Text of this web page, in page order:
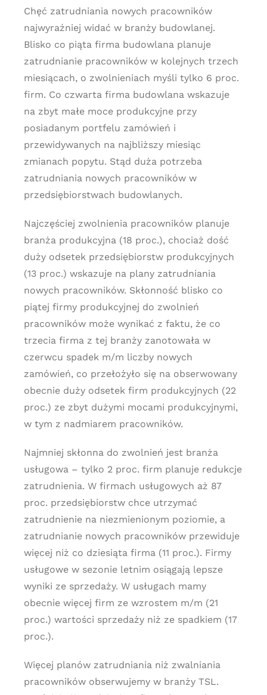
Chęć zatrudniania nowych pracowników
najwyraźniej widać w branży budowlanej.
Blisko co piąta firma budowlana planuje
zatrudnianie pracowników w kolejnych trzech
miesiącach, o zwolnieniach myśli tylko 6 proc.
firm. Co czwarta firma budowlana wskazuje
na zbyt małe moce produkcyjne przy
posiadanym portfelu zamówień i
przewidywanych na najbliższy miesiąc
zmianach popytu. Stąd duża potrzeba
zatrudniania nowych pracowników w
przedsiębiorstwach budowlanych.
Najczęściej zwolnienia pracowników planuje
branża produkcyjna (18 proc.), chociaż dość
duży odsetek przedsiębiorstw produkcyjnych
(13 proc.) wskazuje na plany zatrudniania
nowych pracowników. Skłonność blisko co
piątej firmy produkcyjnej do zwolnień
pracowników może wynikać z faktu, że co
trzecia firma z tej branży zanotowała w
czerwcu spadek m/m liczby nowych
zamówień, co przełożyło się na obserwowany
obecnie duży odsetek firm produkcyjnych (22
proc.) ze zbyt dużymi mocami produkcyjnymi,
w tym z nadmiarem pracowników.
Najmniej skłonna do zwolnień jest branża
usługowa – tylko 2 proc. firm planuje redukcje
zatrudnienia. W firmach usługowych aż 87
proc. przedsiębiorstw chce utrzymać
zatrudnienie na niezmienionym poziomie, a
zatrudnianie nowych pracowników przewiduje
więcej niż co dziesiąta firma (11 proc.). Firmy
usługowe w sezonie letnim osiągają lepsze
wyniki ze sprzedaży. W usługach mamy
obecnie więcej firm ze wzrostem m/m (21
proc.) wartości sprzedaży niż ze spadkiem (17
proc.).
Więcej planów zatrudniania niż zwalniania
pracowników obserwujemy w branży TSL.